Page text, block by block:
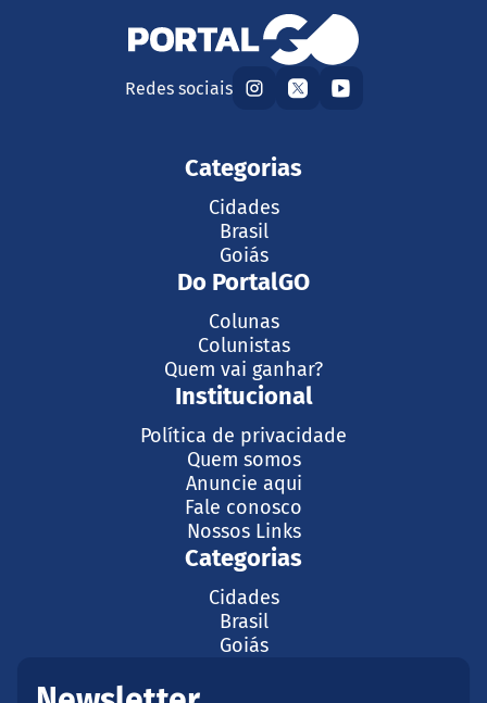
Redes sociais
Categorias
Cidades
Brasil
Goiás
Do PortalGO
Colunas
Colunistas
Quem vai ganhar?
Institucional
Política de privacidade
Quem somos
Anuncie aqui
Fale conosco
Nossos Links
Categorias
Cidades
Brasil
Goiás